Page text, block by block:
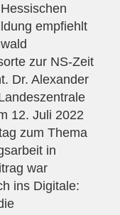
empfiehlt
zur NS-Zeit
Dr. Alexander
12. Juli 2022
zum Thema
in
war
ins Digitale: